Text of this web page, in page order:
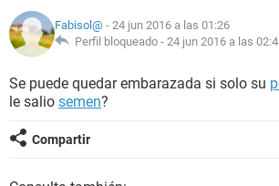
NUTRICIÓN
BIENESTAR
SEXUALIDAD
GLOSARIO
Fabisol@ - 24 jun 2016 a las 01:26
Perfil bloqueado - 24 jun 2016 a las
Se puede quedar embarazada si solo su
le salio semen?
Compartir